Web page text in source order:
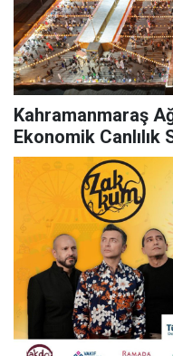
Kahramanmaraş
Ekonomik Canlılık